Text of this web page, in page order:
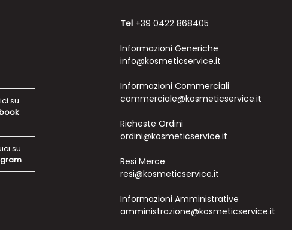
su
su
Tel +39 0422 868405
Informazioni Generiche
info@kosmeticservice.it
Informazioni Commerciali
commerciale@kosmeticservice.it
Richeste Ordini
ordini@kosmeticservice.it
Resi Merce
resi@kosmeticservice.it
Informazioni Amministrative
amministrazione@kosmeticservice.it